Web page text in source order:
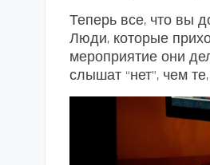
Теперь все, что вы
Люди, которые
мероприятие они
слышат “нет”, чем